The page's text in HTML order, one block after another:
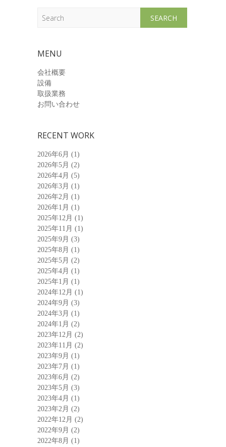
MENU
会社概要
設備
取扱業務
お問い合わせ
RECENT WORK
2026年6月 (1)
2026年5月 (2)
2026年4月 (5)
2026年3月 (1)
2026年2月 (1)
2026年1月 (1)
2025年12月 (1)
2025年11月 (1)
2025年9月 (3)
2025年8月 (1)
2025年5月 (2)
2025年4月 (1)
2025年1月 (1)
2024年12月 (1)
2024年9月 (3)
2024年3月 (1)
2024年1月 (2)
2023年12月 (2)
2023年11月 (2)
2023年9月 (1)
2023年7月 (1)
2023年6月 (2)
2023年5月 (3)
2023年4月 (1)
2023年2月 (2)
2022年12月 (2)
2022年9月 (2)
2022年8月 (1)